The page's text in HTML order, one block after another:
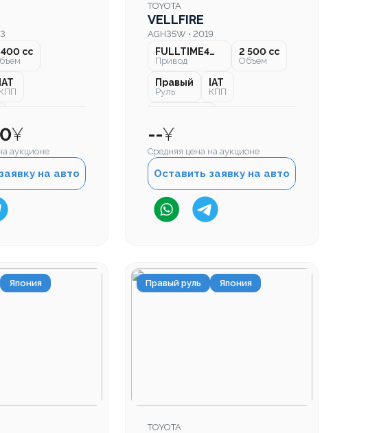
cc
IAT
КПП
¥
аукционе
на авто
TOYOTA
VELLFIRE
AGH35W • 2019
FULLTIME4WD
Привод
2 500 cc
Объем
Правый
Руль
IAT
КПП
--¥
Средняя цена на аукционе
Оставить заявку на авто
Япония Правый руль Япония
TOYOTA